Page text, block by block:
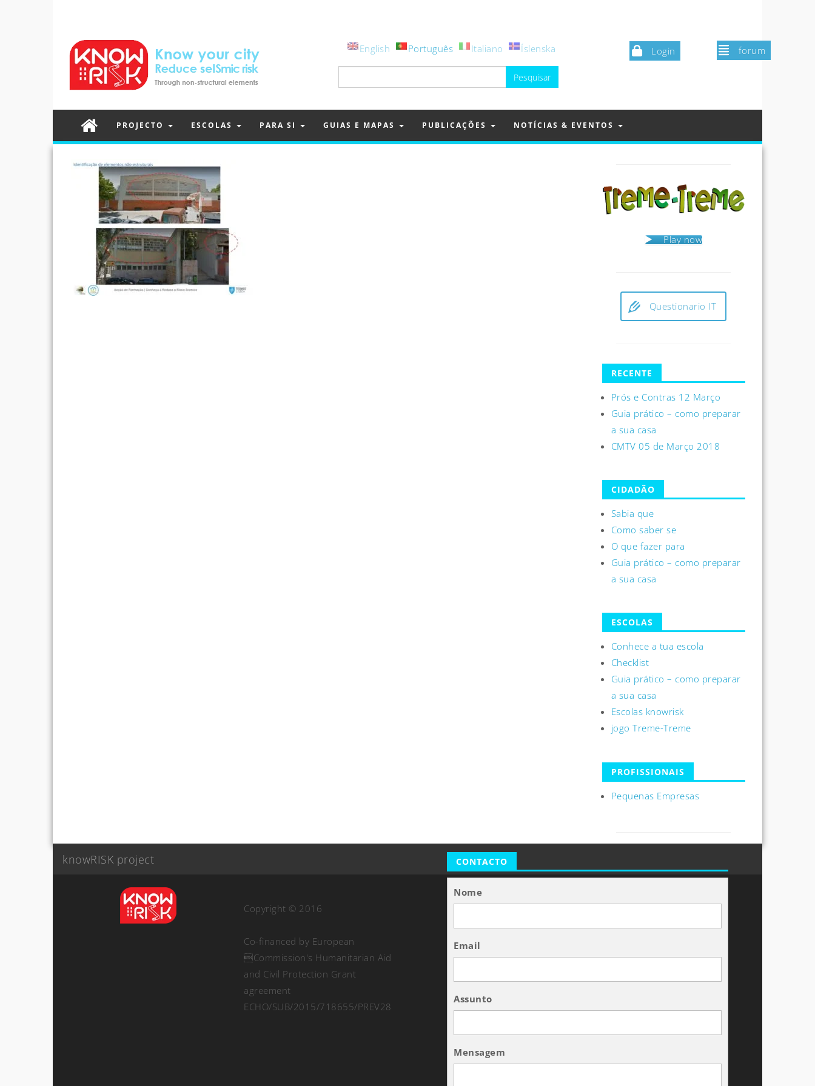
Login forum
English Português Italiano Íslenska
por:
PROJECTO ESCOLAS PARA SI GUIAS E MAPAS PUBLICAÇÕES NOTÍCIAS & EVENTOS
Play now
Questionario IT
RECENTE
Prós e Contras 12 Março
Guia prático – como preparar
a sua casa
CMTV 05 de Março 2018
CIDADÃO
Sabia que
Como saber se
O que fazer para
Guia prático – como preparar
a sua casa
ESCOLAS
Conhece a tua escola
Checklist
Guia prático – como preparar
a sua casa
Escolas knowrisk
jogo Treme-Treme
PROFISSIONAIS
Pequenas Empresas
knowRISK project
Copyright © 2016
Co-financed by European
Commission's Humanitarian Aid
and Civil Protection Grant
agreement
ECHO/SUB/2015/718655/PREV28
CONTACTO
Nome
Email
Assunto
Mensagem